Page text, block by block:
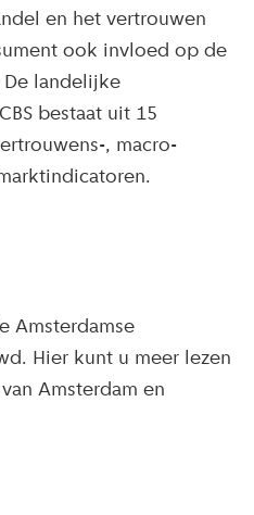
en het vertrouwen
ook invloed op de
De landelijke
bestaat uit 15
, macro-
Amsterdamse
Hier kunt u meer lezen
Amsterdam en